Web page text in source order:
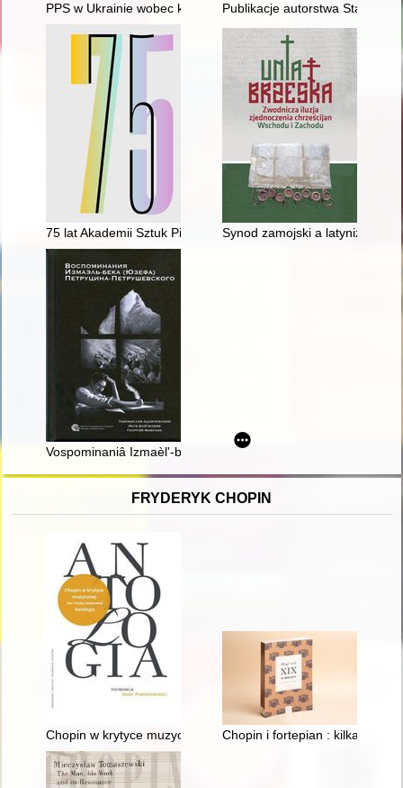
PPS w Ukrainie wobec kwestii ukraińskiej od końca XIX w. do
Publikacje autorstwa
75 lat Akademii Sztuk Pięknych w Gdańsku = 75 years of The
Synod zamojski a latynizacja
Vospominaniâ Izmaèl'-beka (Ûzefa) Petrucina-
FRYDERYK CHOPIN
Chopin w krytyce muzycznej (do I wojny światowej). Antologia
Chopin i fortepian : kilka uwag